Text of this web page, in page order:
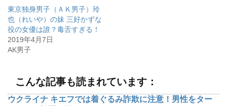
有
(
新
し
い
ウ
ィ
ン
き
ま
す
)
ク
リ
ッ
ク
し
て
く
し
い
ウ
ィ
東京独身男子（ＡＫ男子）玲
也（れいや）の妹 三好かずな
役の女優は誰？毒舌すぎる！
2019年4月7日
AK男子
こんな記事も読まれています：
ウクライナ キエフでは着ぐるみ詐欺に注意！男性をター